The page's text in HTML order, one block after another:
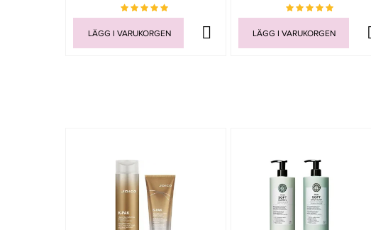
LÄGG I VARUKORGEN LÄGG I VARUKORGEN